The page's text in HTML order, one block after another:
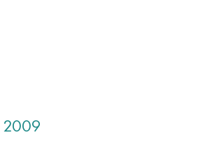
2009